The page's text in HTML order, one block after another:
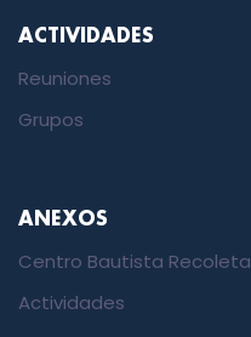
ACTIVIDADES
Reuniones
Grupos
ANEXOS
Centro Bautista Recoleta
Actividades